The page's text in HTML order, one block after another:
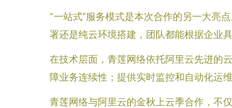
“一站式”服务模式是本次合作的另一大亮
署还是纯云环境搭建，团队都能根据企业
在技术层面，青莲网络依托阿里云先进的
障业务连续性；提供实时监控和自动化运
青莲网络与阿里云的金秋上云季合作，不